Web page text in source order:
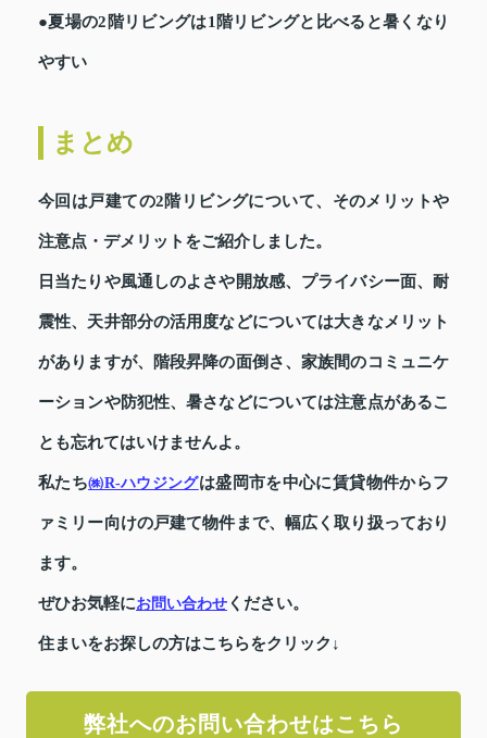
●夏場の2階リビングは1階リビングと比べると暑くなり
やすい
まとめ
今回は戸建ての2階リビングについて、そのメリットや
注意点・デメリットをご紹介しました。
日当たりや風通しのよさや開放感、プライバシー面、耐
震性、天井部分の活用度などについては大きなメリット
がありますが、階段昇降の面倒さ、家族間のコミュニケ
ーションや防犯性、暑さなどについては注意点があるこ
とも忘れてはいけませんよ。
私たち㈱R-ハウジングは盛岡市を中心に賃貸物件からフ
ァミリー向けの戸建て物件まで、幅広く取り扱っており
ます。
ぜひお気軽にお問い合わせ ください。
住まいをお探しの方はこちらをクリック↓
弊社へのお問い合わせはこちら